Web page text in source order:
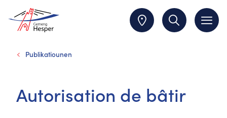
Publikatiounen
Autorisation de bâtir